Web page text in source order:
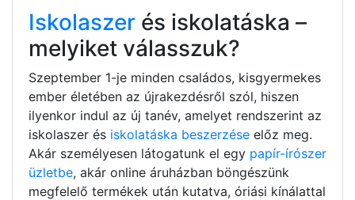
Iskolaszer és iskolatáska –
melyiket válasszuk?
Szeptember 1-je minden családos, kisgyermekes
ember életében az újrakezdésről szól, hiszen
ilyenkor indul az új tanév, amelyet rendszerint az
iskolaszer és iskolatáska beszerzése előz meg.
Akár személyesen látogatunk el egy papír-írószer
üzletbe, akár online áruházban böngészünk
megfelelő termékek után kutatva, óriási kínálattal